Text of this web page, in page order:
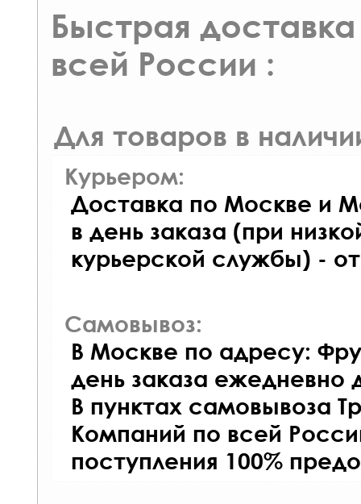
Быстрая доставка
всей России :
Для товаров в
Курьером:
Доставка по Москве и
в день заказа (при
курьерской службы) -
Самовывоз:
В Москве по адресу:
день заказа ежедневно
В пунктах самовывоза
Компаний по всей
поступления 100%